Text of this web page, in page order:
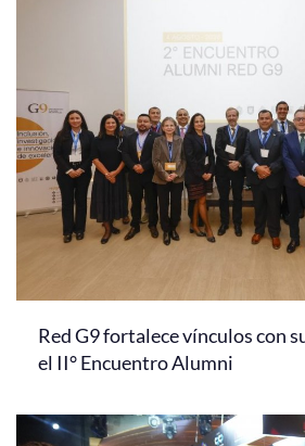
Red G9 fortalece vínculos con
el II° Encuentro Alumni